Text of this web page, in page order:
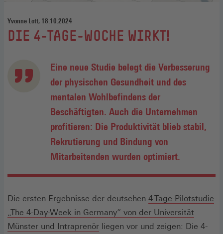
Yvonne Lott, 18.10.2024
:
DIE 4-TAGE-WOCHE WIRKT!
Eine neue Studie belegt die Verbesserung
der physischen Gesundheit und des
mentalen Wohlbefindens der
Beschäftigten. Auch die Unternehmen
profitieren: Die Produktivität blieb stabil,
Rekrutierung und Bindung von
Mitarbeitenden wurden optimiert.
Die ersten Ergebnisse der deutschen 4-Tage-Pilotstudie
„The 4-Day-Week in Germany“ von der Universität
Münster und Intraprenör(Öffnet
liegen vor und zeigen: Die 4-